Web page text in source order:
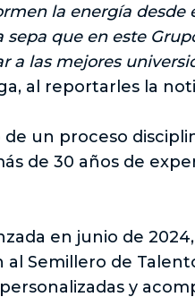
la energía
que en este
a las mejores
al reportarles la
un proceso
de 30 años de
en junio de
Semillero de
y